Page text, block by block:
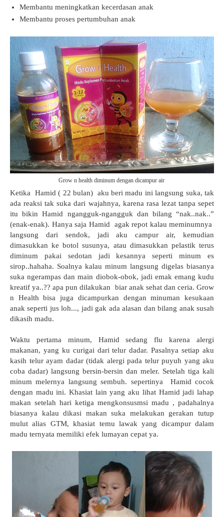
Membantu meningkatkan kecerdasan anak
Membantu proses pertumbuhan anak
Grow n health diminum dengan dicampur air
Ketika Hamid ( 22 bulan) aku beri madu ini langsung suka, tak
ada reaksi tak suka dari wajahnya, karena rasa lezat tanpa sepet
itu bikin Hamid ngangguk-ngangguk dan bilang “nak..nak..”
(enak-enak). Hanya saja Hamid agak repot kalau meminumnya
langsung dari sendok, jadi aku campur air, kemudian
dimasukkan ke botol susunya, atau dimasukkan pelastik terus
diminum pakai sedotan jadi kesannya seperti minum es
sirop..hahaha. Soalnya kalau minum langsung digelas biasanya
suka ngerampas dan main diobok-obok, jadi emak emang kudu
kreatif ya..?? apa pun dilakukan biar anak sehat dan ceria. Grow
n Health bisa juga dicampurkan dengan minuman kesukaan
anak seperti jus loh..., jadi gak ada alasan dan bilang anak susah
dikasih madu.
Waktu pertama minum, Hamid sedang flu karena alergi
makanan, yang ku curigai dari telur dadar. Pasalnya setiap aku
kasih telur ayam dadar (tidak alergi pada telur puyuh yang aku
coba dadar) langsung bersin-bersin dan meler. Setelah tiga kali
minum melernya langsung sembuh. sepertinya Hamid cocok
dengan madu ini. Khasiat lain yang aku lihat Hamid jadi lahap
makan setelah hari ketiga mengkonsusmsi madu , padahalnya
biasanya kalau dikasi makan suka melakukan gerakan tutup
mulut alias GTM, khasiat temu lawak yang dicampur dalam
madu ternyata memiliki efek lumayan cepat ya.